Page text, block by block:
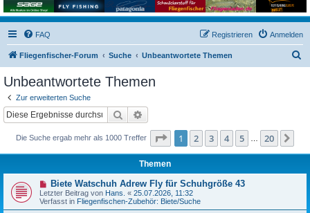
FAQ Anmelden
Registrieren
Fliegenfischer-Forum Suche Unbeantwortete Themen
Unbeantwortete Themen
Zur erweiterten Suche
Suche
Die Suche ergab mehr als 1000 Treffer Seite 1von 20
1 2 3 4 5 20
Themen
N
e
u
e
Biete Watschuh Adrew Fly für Schuhgröße 43
Letzter Beitrag von Hans. « 25.07.2026, 11:32
Verfasst in Fliegenfischen-Zubehör: Biete/Suche